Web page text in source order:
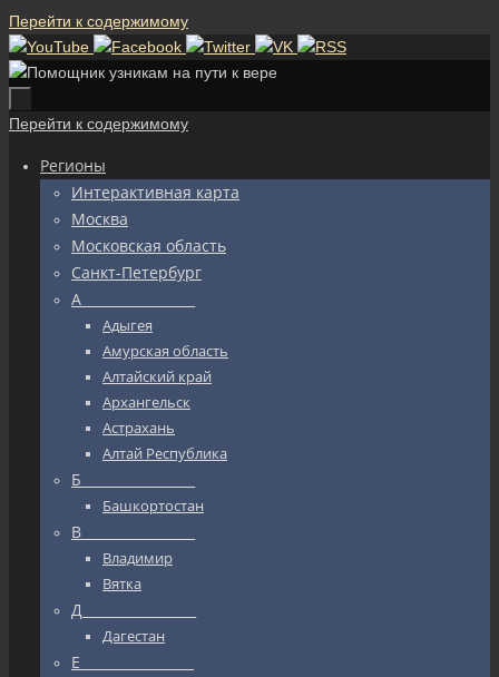
Перейти к содержимому
Перейти к содержимому
Регионы
Интерактивная карта
Москва
Московская область
Санкт-Петербург
А_________________
Адыгея
Амурская область
Алтайский край
Архангельск
Астрахань
Алтай Республика
Б_________________
Башкортостан
В_________________
Владимир
Вятка
Д_________________
Дагестан
Е_________________